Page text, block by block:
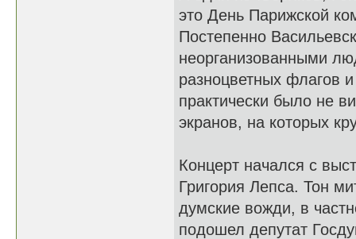
это День Парижской
Постепенно
неорганизованными
разноцветных флагов
практически было не
экранов, на которых
Концерт начался с
Григория Лепса. Тон
думские вожди, в
подошел депутат